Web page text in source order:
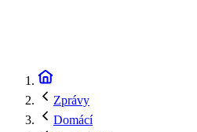
Zprávy
Domácí